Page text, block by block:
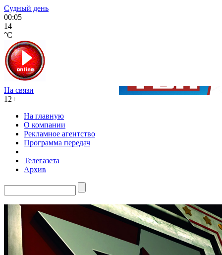
Судный день
00:05
14
°C
На связи
12+
На главную
О компании
Рекламное агентство
Программа передач
Телегазета
Архив